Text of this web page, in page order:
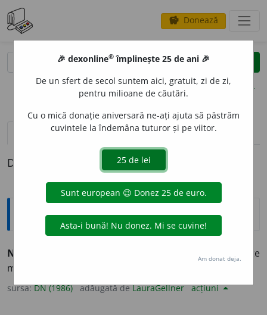
savings Donează
clear
opțiuni
definiții (1) pronunțievolume_up (28)
Definiția cu ID-ul 426338:
Explicative DEX
NUMER
În mare număr, în cantitate
mare; mult. [
sursa:DN (1986) adăugată deLauraGellner acțiuni
🎉 dexonline® împlinește 25 de ani 🎉
De un sfert de secol suntem aici, gratuit, zi de zi,
pentru milioane de căutări.
Cu o mică donație aniversară ne-ați ajuta să păstrăm
cuvintele la îndemâna tuturor și pe viitor.
Am donat deja.